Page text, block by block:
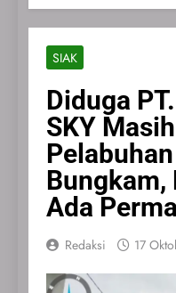
SIAK
Diduga
SKY
Bungkam,
Ada
Redaksi 17